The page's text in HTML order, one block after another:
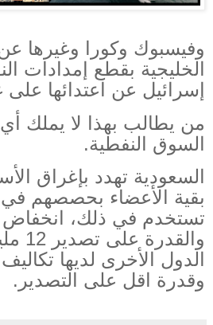
وفيسبوك وكورا وغيرها
الخليجية بقطع إمدادات
إسرائيل عن اعتدائها على
من يطالب بهذا لا يملك
السوق النفطية.
السعودية تهدد بإغراق
بقية الأعضاء بحصصهم في
تستخدم في ذلك، انخفاض
الدول الأخرى لديها
وقدرة اقل على التصدير.